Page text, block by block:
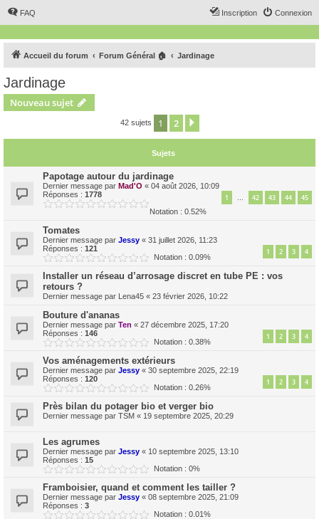
FAQ Connexion
Inscription
Accueil du forum Forum Général 🏠 Jardinage
Jardinage
Nouveau sujet
42 sujets 1 2
Sujets
Papotage autour du jardinage
Dernier message par Mad'O « 04 août 2026, 10:09
Réponses : 1778 1 … 42 43 44 45
Notation : 0.52%
Tomates
Dernier message par Jessy « 31 juillet 2026, 11:23
Réponses : 121 1 2 3 4
Notation : 0.09%
Installer un réseau d’arrosage discret en tube PE : vos
retours ?
Dernier message par Lena45 « 23 février 2026, 10:22
Bouture d'ananas
Dernier message par Ten « 27 décembre 2025, 17:20
Réponses : 146 1 2 3 4
Notation : 0.38%
Vos aménagements extérieurs
Dernier message par Jessy « 30 septembre 2025, 22:19
Réponses : 120 1 2 3 4
Notation : 0.26%
Près bilan du potager bio et verger bio
Dernier message par TSM « 19 septembre 2025, 20:29
Les agrumes
Dernier message par Jessy « 10 septembre 2025, 13:10
Réponses : 15
Notation : 0%
Framboisier, quand et comment les tailler ?
Dernier message par Jessy « 08 septembre 2025, 21:09
Réponses : 3
Notation : 0.01%